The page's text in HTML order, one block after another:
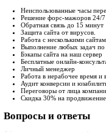
Старт
Идеален для быстрого
6 часов на задачи
3500Р/ час
20 000₽ /мес
Заказать